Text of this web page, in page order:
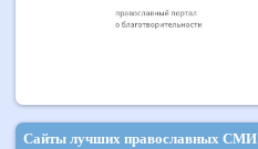
Сайты лучших православных СМИ